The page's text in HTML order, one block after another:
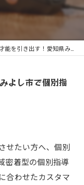
き出す！愛知県みよし市で個別指導を選ぶポイント
よし市で個別指
せたい方へ、個別
密着型の個別指導
合わせたカスタマ